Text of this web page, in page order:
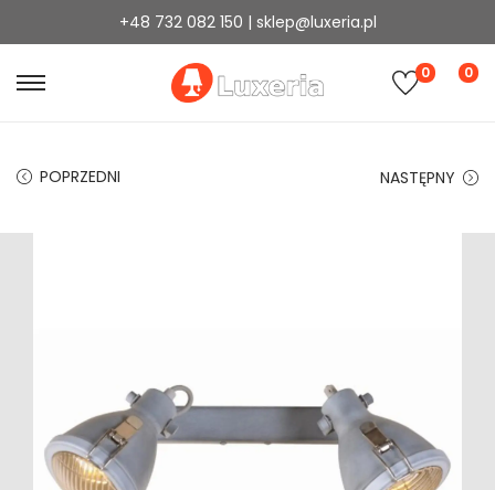
+48 732 082 150 | sklep@luxeria.pl
0 0
POPRZEDNI NASTĘPNY